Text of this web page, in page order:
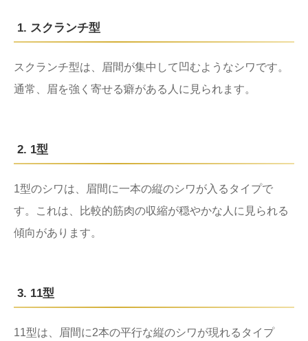
1. スクランチ型
スクランチ型は、眉間が集中して凹むようなシワです。
通常、眉を強く寄せる癖がある人に見られます。
2. 1型
1型のシワは、眉間に一本の縦のシワが入るタイプで
す。これは、比較的筋肉の収縮が穏やかな人に見られる
傾向があります。
3. 11型
11型は、眉間に2本の平行な縦のシワが現れるタイプ